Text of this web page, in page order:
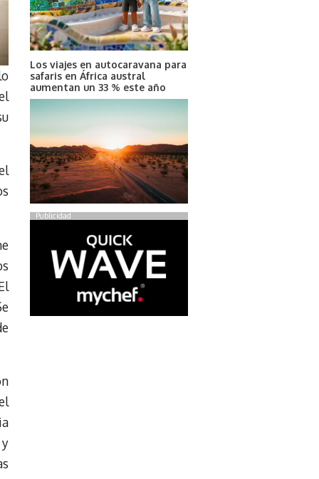
Los viajes en autocaravana para
safaris en África austral
aumentan un 33 % este año
Publicidad